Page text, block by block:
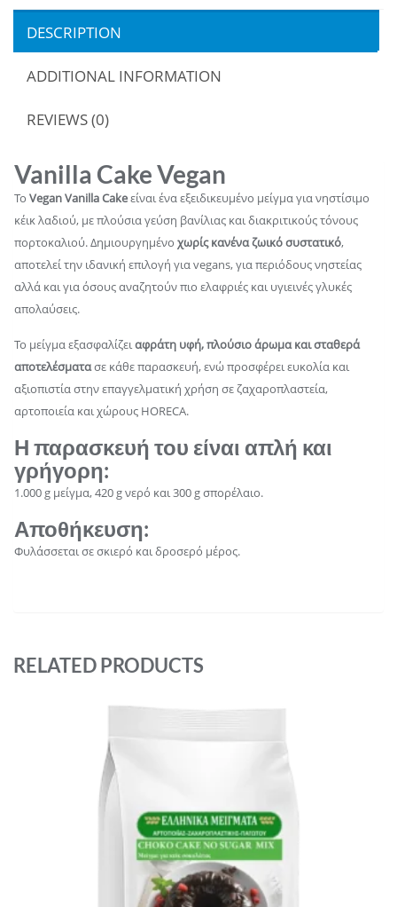
DESCRIPTION
ADDITIONAL INFORMATION
REVIEWS (0)
Vanilla Cake Vegan
Το Vegan Vanilla Cakeείναι ένα εξειδικευμένο μείγμα για νηστίσιμο
κέικ λαδιού, με πλούσια γεύση βανίλιας και διακριτικούς τόνους
πορτοκαλιού. Δημιουργημένο χωρίς κανένα ζωικό συστατικό,
αποτελεί την ιδανική επιλογή για vegans, για περιόδους νηστείας
αλλά και για όσους αναζητούν πιο ελαφριές και υγιεινές γλυκές
απολαύσεις.
Το μείγμα εξασφαλίζειαφράτη υφή, πλούσιο άρωμα και σταθερά
αποτελέσματασε κάθε παρασκευή, ενώ προσφέρει ευκολία και
αξιοπιστία στην επαγγελματική χρήση σε ζαχαροπλαστεία,
αρτοποιεία και χώρους HORECA.
Η παρασκευή του είναι απλή και
γρήγορη:
1.000 g μείγμα, 420 g νερό και 300 g σπορέλαιο.
Αποθήκευση:
Φυλάσσεται σε σκιερό και δροσερό μέρος.
RELATED PRODUCTS